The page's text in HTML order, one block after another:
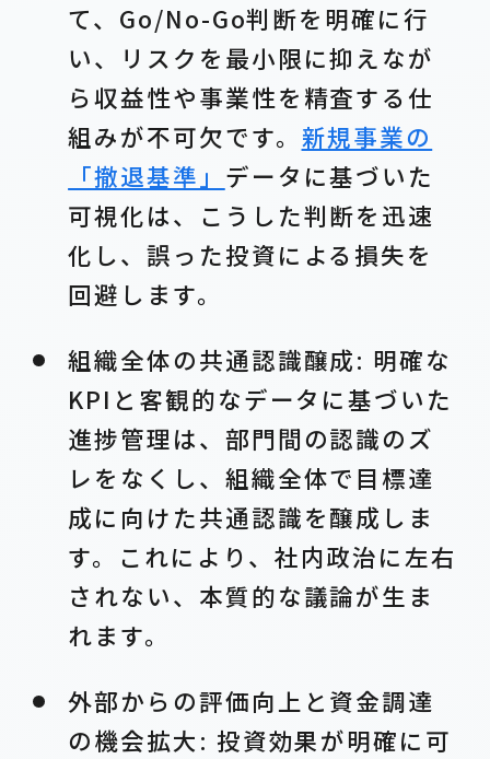
て、Go/No-Go判断を明確に行
い、リスクを最小限に抑えなが
ら収益性や事業性を精査する仕
組みが不可欠です。 新規事業の
「撤退基準」 データに基づいた
可視化は、こうした判断を迅速
化し、誤った投資による損失を
回避します。
組織全体の共通認識醸成: 明確な
KPIと客観的なデータに基づいた
進捗管理は、部門間の認識のズ
レをなくし、組織全体で目標達
成に向けた共通認識を醸成しま
す。これにより、社内政治に左右
されない、本質的な議論が生ま
れます。
外部からの評価向上と資金調達
の機会拡大: 投資効果が明確に可